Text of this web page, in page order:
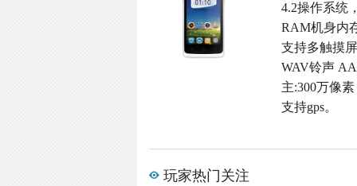
4.2操作系统
RAM机身内
支持多触摸
WAV铃声
主:300万像
支持gps。
玩家热门关注